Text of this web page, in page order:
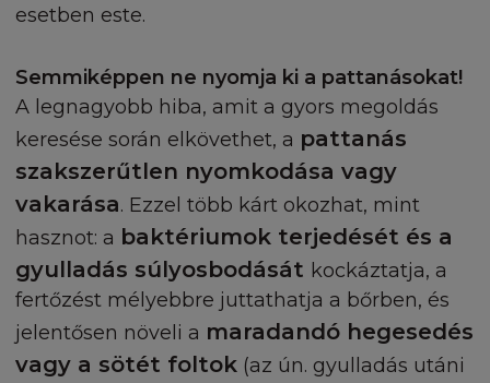
esetben este.
Semmiképpen ne nyomja ki a pattanásokat!
A legnagyobb hiba, amit a gyors megoldás
keresése során elkövethet, a pattanás
szakszerűtlen nyomkodása vagy
vakarása. Ezzel több kárt okozhat, mint
hasznot: a baktériumok terjedését és a
gyulladás súlyosbodását kockáztatja, a
fertőzést mélyebbre juttathatja a bőrben, és
jelentősen növeli a maradandó hegesedés
vagy a sötét foltok (az ún. gyulladás utáni